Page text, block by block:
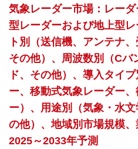
気象レーダー市場：レー
型レーダーおよび地上型
ト別（送信機、アンテナ
その他）、周波数別（Cバ
ド、その他）、導入タイ
ー、移動式気象レーダー
ー）、用途別（気象・水
の他）、地域別市場規模、
2025～2033年予測